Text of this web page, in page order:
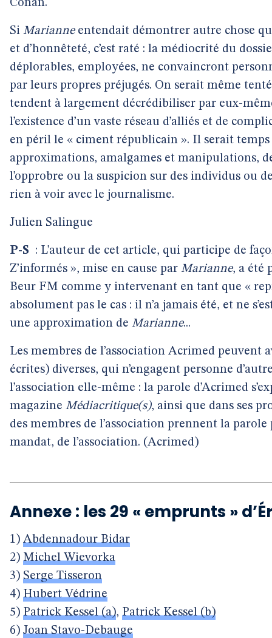
Conan.
Si Marianneentendait démontrer autre chose
et d’honnêteté, c’est raté : la médiocrité du
déplorables, employées, ne convaincront
par leurs propres préjugés. On serait même
tendent à largement décrédibiliser par eux-
l’existence d’un vaste réseau d’alliés et de
en péril le « ciment républicain ». Il serait
approximations, amalgames et manipulations,
l’opprobre ou la suspicion sur des individus ou
rien à voir avec le journalisme.
Julien Salingue
P-S : L’auteur de cet article, qui participe de
Z’informés », mise en cause par Marianne, a été
Beur FM comme y intervenant en tant que «
absolument pas le cas : il n’a jamais été, et ne
une approximation de Marianne...
Les membres de l’association Acrimed peuvent
écrites) diverses, qui n’engagent personne
l’association elle-même : la parole d’Acrimed
magazine Médiacritique(s), ainsi que dans ses
des membres de l’association prennent la
mandat, de l’association. (Acrimed)
Annexe : les 29 « emprunts »
1) Abdennadour Bidar
2) Michel Wievorka
3) Serge Tisseron
4) Hubert Védrine
5) Patrick Kessel (a), Patrick Kessel (b)
6) Joan Stavo-Debauge